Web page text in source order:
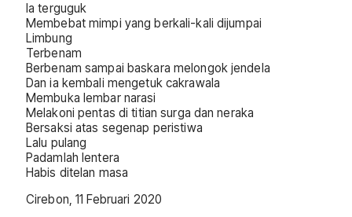
Ia terguguk
Membebat mimpi yang berkali-kali dijumpai
Limbung
Terbenam
Berbenam sampai baskara melongok jendela
Dan ia kembali mengetuk cakrawala
Membuka lembar narasi
Melakoni pentas di titian surga dan neraka
Bersaksi atas segenap peristiwa
Lalu pulang
Padamlah lentera
Habis ditelan masa
Cirebon, 11 Februari 2020